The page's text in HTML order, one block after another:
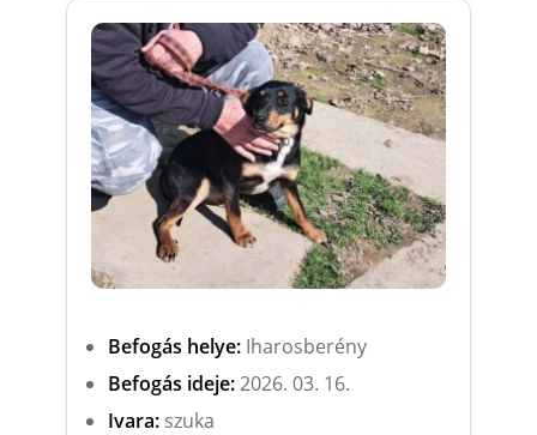
Befogás helye:Iharosberény
Befogás ideje:2026. 03. 16.
Ivara:szuka